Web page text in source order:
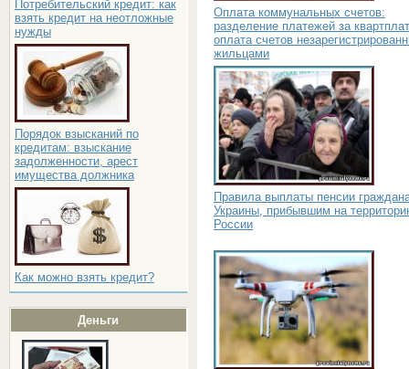
Потребительский кредит: как
взять кредит на неотложные
нужды
Порядок взысканий по
кредитам: взыскание
задолженности, арест
имущества должника
Как можно взять кредит?
Деньги
Оплата коммунальных счетов:
разделение платежей за
оплата счетов
жильцами
Правила выплаты пенсии
Украины, прибывшим на
России